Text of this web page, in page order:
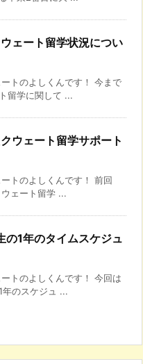
ェート留学状況につい
トのよしくんです！ 今まで
留学に関して ...
ウェート留学サポート
トのよしくんです！ 前回
ェート留学 ...
の1年のタイムスケジュ
トのよしくんです！ 今回は
年のスケジュ ...